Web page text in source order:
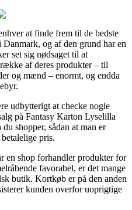
at finde frem til de bedste
og af den grund har en
set sig nødsaget til at
af deres produkter – til
og mænd – enormt, og endda
udbytterigt at checke nogle
på Fantasy Karton Lyselilla
shopper, sådan at man er
pris.
en shop forhandler produkter for
favorabel, er det mange
butik. Kortkøb er på den anden
kunden overfor uoprigtige